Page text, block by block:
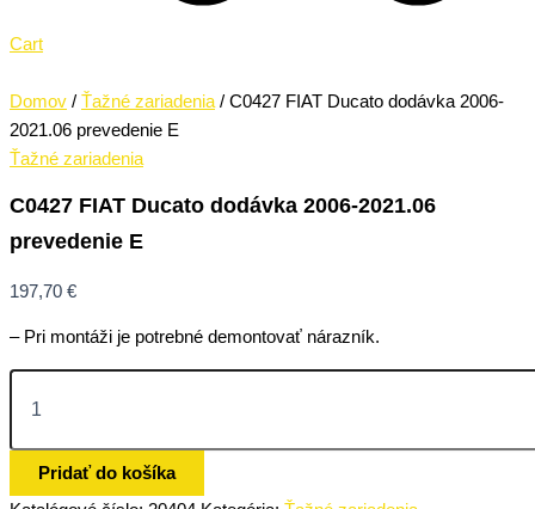
Cart
Domov / Ťažné zariadenia / C0427 FIAT Ducato dodávka 2006-
2021.06 prevedenie E
Ťažné zariadenia
C0427 FIAT Ducato dodávka 2006-2021.06
prevedenie E
197,70 €
– Pri montáži je potrebné demontovať nárazník.
Pridať do košíka